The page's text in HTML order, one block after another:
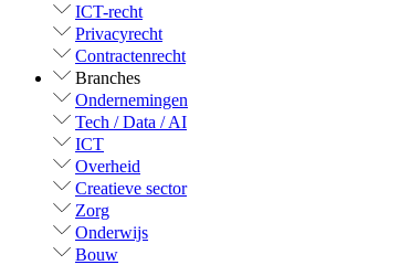
ICT-recht
Privacyrecht
Contractenrecht
Branches
Ondernemingen
Tech / Data / AI
ICT
Overheid
Creatieve sector
Zorg
Onderwijs
Bouw